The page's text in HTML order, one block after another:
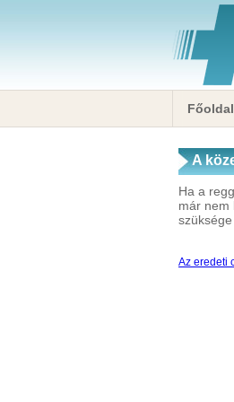
Főoldal
A
Ha a
már nem
Az eredeti